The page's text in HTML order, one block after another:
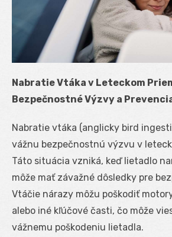
Nabratie Vtáka v Leteckom
Bezpečnostné Výzvy a
Nabratie vtáka (anglicky bird
vážnu bezpečnostnú výzvu v
Táto situácia vzniká, keď lietadlo
môže mať závažné dôsledky pre
Vtáčie nárazy môžu poškodiť
alebo iné kľúčové časti, čo môže
vážnemu poškodeniu lietadla.